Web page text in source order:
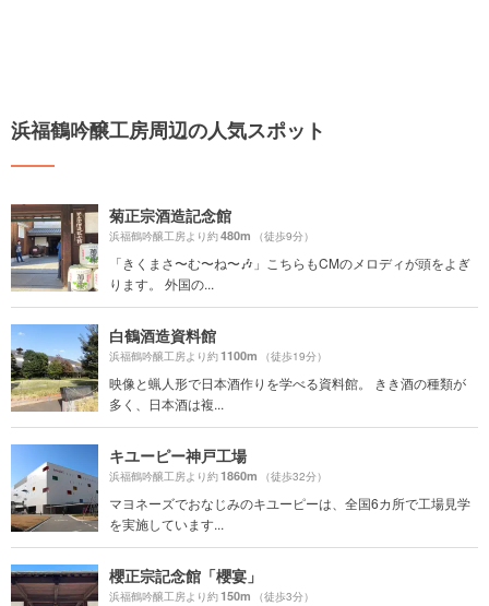
浜福鶴吟醸工房周辺の人気スポット
菊正宗酒造記念館
浜福鶴吟醸工房より約480m （徒歩9分）
「きくまさ〜む〜ね〜🎶」こちらもCMのメロディが頭をよぎ
ります。 外国の...
白鶴酒造資料館
浜福鶴吟醸工房より約1100m （徒歩19分）
映像と蝋人形で日本酒作りを学べる資料館。 きき酒の種類が
多く、日本酒は複...
キユーピー神戸工場
浜福鶴吟醸工房より約1860m （徒歩32分）
マヨネーズでおなじみのキユーピーは、全国6カ所で工場見学
を実施しています...
櫻正宗記念館「櫻宴」
浜福鶴吟醸工房より約150m （徒歩3分）